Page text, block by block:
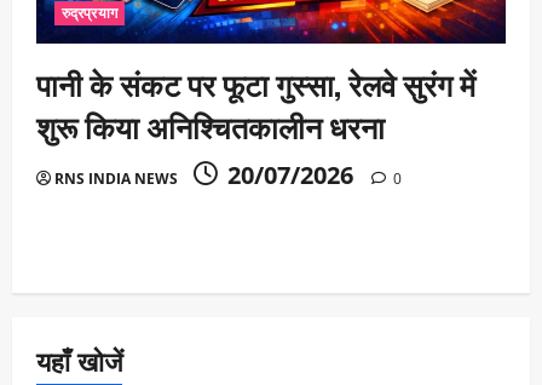
रुद्रप्रयाग
पानी के संकट पर फूटा गुस्सा, रेलवे सुरंग में
शुरू किया अनिश्चितकालीन धरना
RNS INDIA NEWS 20/07/2026 0
यहाँ खोजें